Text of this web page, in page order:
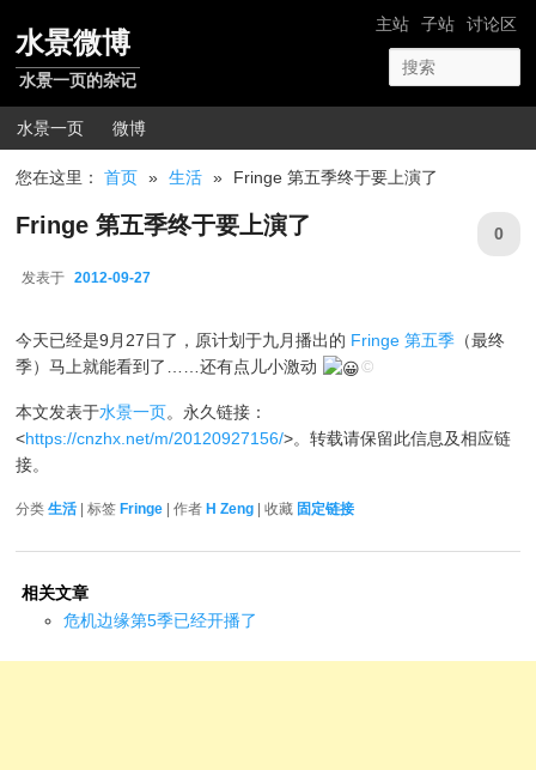
网站导航
主站 子站 讨论区
水景微博
水景一页的杂记
主菜单
水景一页 微博
您在这里：首页 » 生活 » Fringe 第五季终于要上演了
Fringe 第五季终于要上演了
发表于 2012-09-27
0
今天已经是9月27日了，原计划于九月播出的 Fringe 第五季 （最终
季）马上就能看到了……还有点儿小激动
©
本文发表于水景一页。永久链接：
<https://cnzhx.net/m/20120927156/>。转载请保留此信息及相应链
接。
分类生活 | 标签Fringe | 作者H Zeng | 收藏 固定链接
相关文章
危机边缘第5季已经开播了